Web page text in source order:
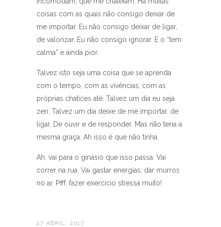
coisas com as quais não consigo deixar de
me importar. Eu não consigo deixar de ligar,
de valorizar. Eu não consigo ignorar. E o “tem
calma” e ainda pior.
Talvez isto seja uma coisa que se aprenda
com o tempo, com as vivências, com as
próprias chatices até. Talvez um dia eu seja
zen. Talvez um dia deixe de me importar, de
ligar. De ouvir e de responder. Mas não teria a
mesma graça. Ah isso é que não tinha.
Ah, vai para o ginásio que isso passa. Vai
correr na rua. Vai gastar energias, dar murros
no ar. Pfff, fazer exercício stressa muito!
27 ABRIL, 2017